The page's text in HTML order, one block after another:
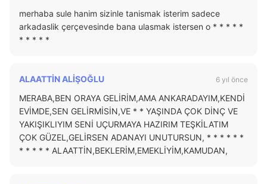
merhaba sule hanim sizinle tanismak isterim sadece
arkadaslik çerçevesinde bana ulasmak istersen o * * * * *
* * * * *
ALAATTİN ALİŞOĞLU 6 yıl önce
MERABA,BEN ORAYA GELİRİM,AMA ANKARADAYIM,KENDİ
EVİMDE,SEN GELİRMİSİN,VE * * YAŞINDA ÇOK DİNÇ VE
YAKIŞIKLIYIM SENİ UÇURMAYA HAZIRIM TEŞKİLATIM
ÇOK GÜZEL,GELİRSEN ADANAYI UNUTURSUN, * * * * * *
* * * * * ALAATTİN,BEKLERİM,EMEKLİYİM,KAMUDAN,